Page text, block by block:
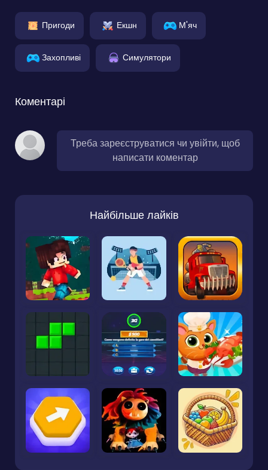
Пригоди Екшн М'яч
Захопливі Симулятори
Коментарі
Треба зареєструватися чи увійти, щоб
написати коментар
Найбільше лайків